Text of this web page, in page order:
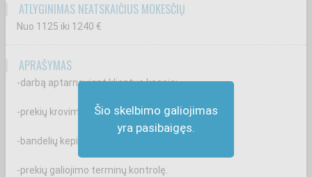
Šio skelbimo galiojimas
yra pasibaigęs.
ATLYGINIMAS NEATSKAIČIUS MOKESČIŲ
Nuo 1125 iki 1240 €
APRAŠYMAS
-darbą aptarnaujant klientus kasoje;
-prekių krovimą ir priežiūrą prekybos salėje;
-bandelių kepimą ir užkrovimą;
-prekių galiojimo terminų kontrolę.